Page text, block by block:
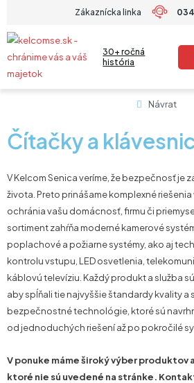
obsah
Zákaznícka linka
30+ ročná
história
Návrat
Čítačky a
V Kelcom Senica veríme, že bezpečnosť je
života. Preto prinášame komplexné
ochránia vašu domácnosť, firmu či
sortiment zahŕňa moderné kamerové
poplachové a požiarne systémy, ako aj
kontrolu vstupu, LED osvetlenia,
káblovú televíziu. Každý produkt a služba
aby spĺňali tie najvyššie štandardy kvality
bezpečnostné technológie, ktoré sú
od jednoduchých riešení až po pokročilé
V ponuke máme široký výber produktov
ktoré nie sú uvedené na stránke.